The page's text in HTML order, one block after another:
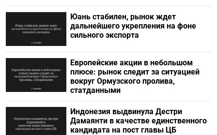
Юань стабилен, рынок ждет
дальнейшего укрепления на фоне
сильного экспорта
Европейские акции в небольшом
плюсе: рынок следит за ситуацией
вокруг Ормузского пролива,
статданными
Индонезия выдвинула Дестри
⁠Дамаянти в качестве единственного
кандидата на пост главы ЦБ